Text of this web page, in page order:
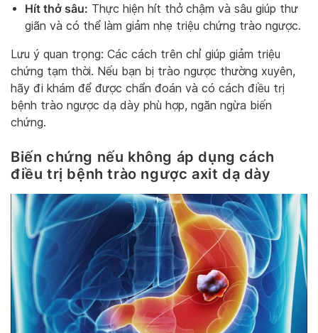
Hít thở sâu: Thực hiện hít thở chậm và sâu giúp thư
giãn và có thể làm giảm nhẹ triệu chứng trào ngược.
Lưu ý quan trọng: Các cách trên chỉ giúp giảm triệu
chứng tạm thời. Nếu bạn bị trào ngược thường xuyên,
hãy đi khám để được chẩn đoán và có cách điều trị
bệnh trào ngược dạ dày phù hợp, ngăn ngừa biến
chứng.
Biến chứng nếu không áp dụng cách
điều trị bệnh trào ngược axit dạ dày